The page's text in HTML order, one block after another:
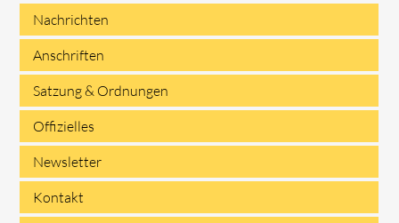
Navigation
überspringen
Nachrichten
Anschriften
Satzung & Ordnungen
Offizielles
Newsletter
Kontakt